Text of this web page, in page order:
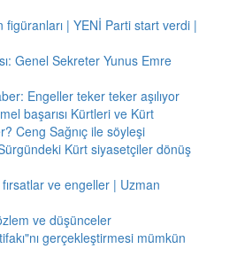
figüranları | YENİ Parti start verdi |
Genel Sekreter Yunus Emre
Engeller teker teker aşılıyor
başarısı Kürtleri ve Kürt
Ceng Sağnıç ile söyleşi
Kürt siyasetçiler dönüş
ve engeller | Uzman
ve düşünceler
gerçekleştirmesi mümkün